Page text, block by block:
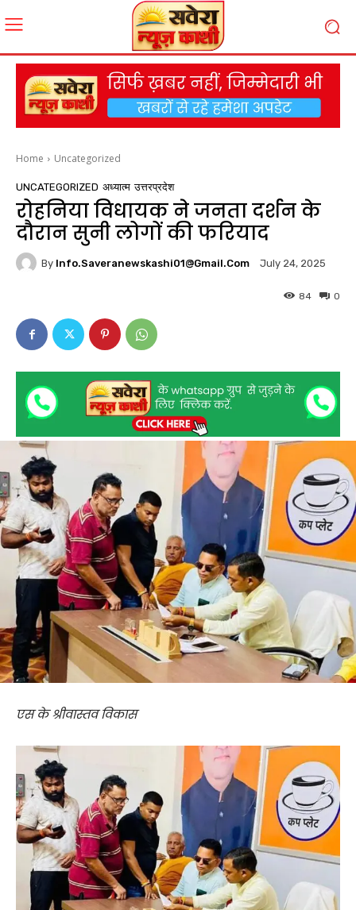
Home Uncategorized
UNCATEGORIZED अध्यात्म उत्तरप्रदेश
रोहनिया विधायक ने जनता दर्शन के
दौरान सुनी लोगों की फरियाद
By Info.saveranewskashi01@gmail.com July 24, 2025
0
84
एस के श्रीवास्तव विकास